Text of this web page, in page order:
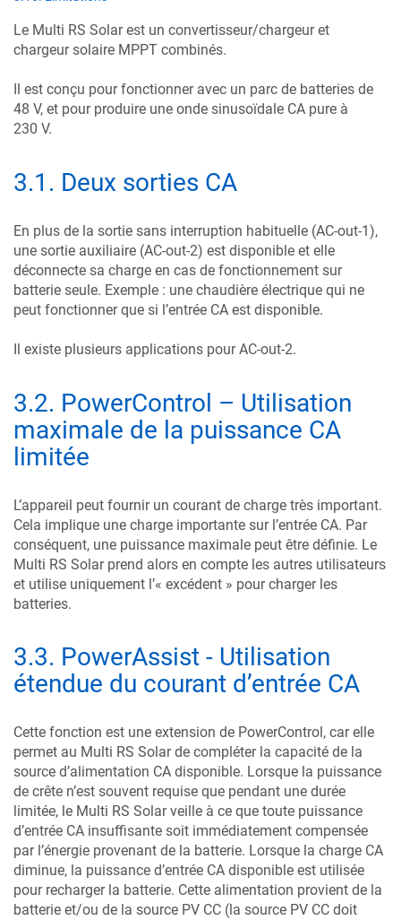
Le Multi RS Solarest un convertisseur/chargeur et
chargeur solaire MPPT combinés.
Il est conçu pour fonctionner avec un parc de batteries de
48 V, et pour produire une onde sinusoïdale CA pure à
230 V.
3.1 . Deux sorties CA
En plus de la sortie sans interruption habituelle (AC-out-1),
une sortie auxiliaire (AC-out-2) est disponible et elle
déconnecte sa charge en cas de fonctionnement sur
batterie seule. Exemple : une chaudière électrique qui ne
peut fonctionner que si l’entrée CA est disponible.
Il existe plusieurs applications pour AC-out-2.
3.2. PowerControl – Utilisation
maximale de la puissance CA
limitée
L’appareil peut fournir un courant de charge très important.
Cela implique une charge importante sur l’entrée CA. Par
conséquent, une puissance maximale peut être définie. Le
Multi RS Solarprend alors en compte les autres utilisateurs
et utilise uniquement l’« excédent » pour charger les
batteries.
3.3. PowerAssist - Utilisation
étendue du courant d’entrée CA
Cette fonction est une extension de PowerControl, car elle
permet au Multi RS Solarde compléter la capacité de la
source d’alimentation CA disponible. Lorsque la puissance
de crête n’est souvent requise que pendant une durée
limitée, le Multi RS Solarveille à ce que toute puissance
d’entrée CA insuffisante soit immédiatement compensée
par l’énergie provenant de la batterie. Lorsque la charge CA
diminue, la puissance d’entrée CA disponible est utilisée
pour recharger la batterie. Cette alimentation provient de la
batterie et/ou de la source PV CC (la source PV CC doit